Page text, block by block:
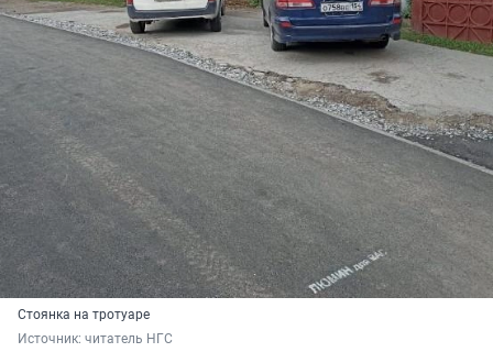
Стоянка на тротуаре
Источник: читатель НГС